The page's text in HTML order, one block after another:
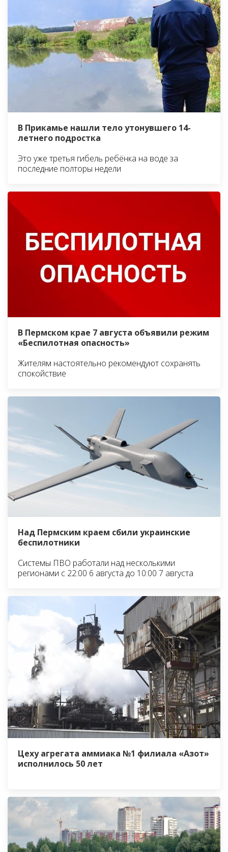
В Прикамье нашли тело утонувшего 14-
летнего подростка
Это уже третья гибель ребёнка на воде за
последние полторы недели
В Пермском крае 7 августа объявили режим
«Беспилотная опасность»
Жителям настоятельно рекомендуют сохранять
спокойствие
Над Пермским краем сбили украинские
беспилотники
Системы ПВО работали над несколькими
регионами с 22:00 6 августа до 10:00 7 августа
Цеху агрегата аммиака №1 филиала «Азот»
исполнилось 50 лет